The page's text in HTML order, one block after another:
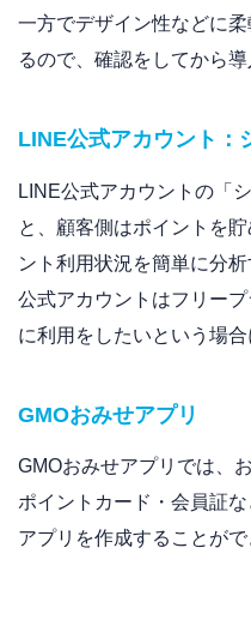
一方でデザイン性などに
るので、確認をしてから
LINE公式アカウント：
LINE公式アカウントの「
と、顧客側はポイントを
ント利用状況を簡単に分
公式アカウントはフリー
に利用をしたいという場合
GMOおみせアプリ
GMOおみせアプリでは、
ポイントカード・会員証
アプリを作成することがで